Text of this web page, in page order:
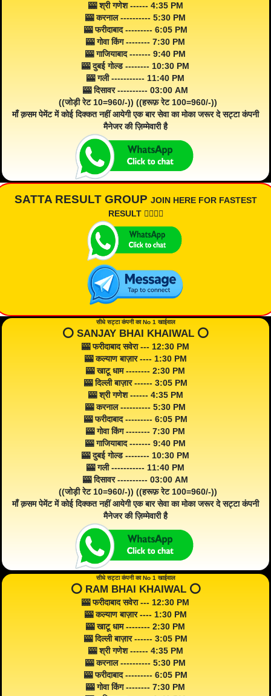
🎰 श्री गणेश ------ 4:35 PM
🎰 करनाल ---------- 5:30 PM
🎰 फरीदाबाद --------- 6:05 PM
🎰 गोवा किंग -------- 7:30 PM
🎰 गाजियाबाद ------- 9:40 PM
🎰 दुबई गोल्ड -------- 10:30 PM
🎰 गली ----------- 11:40 PM
🎰 दिसावर ---------- 03:00 AM
((जोड़ी रेट 10=960/-)) ((हरूफ़ रेट 100=960/-))
माँ क़सम पेमेंट में कोई दिक्कत नहीं आयेगी एक बार सेवा का मोका जरूर दे सट्टा कंपनी
मैनेजर की ज़िम्मेवारी है
SATTA RESULT GROUP JOIN HERE FOR FASTEST
RESULT 👇🏾👇🏾
सीधे सट्टा कंपनी का No 1 खाईवाल
⭕️ SANJAY BHAI KHAIWAL ⭕️
🎰 फरीदाबाद सवेरा --- 12:30 PM
🎰 कल्याण बाज़ार ---- 1:30 PM
🎰 खाटू धाम -------- 2:30 PM
🎰 दिल्ली बाज़ार ------ 3:05 PM
🎰 श्री गणेश ------ 4:35 PM
🎰 करनाल ---------- 5:30 PM
🎰 फरीदाबाद --------- 6:05 PM
🎰 गोवा किंग -------- 7:30 PM
🎰 गाजियाबाद ------- 9:40 PM
🎰 दुबई गोल्ड -------- 10:30 PM
🎰 गली ----------- 11:40 PM
🎰 दिसावर ---------- 03:00 AM
((जोड़ी रेट 10=960/-)) ((हरूफ़ रेट 100=960/-))
माँ क़सम पेमेंट में कोई दिक्कत नहीं आयेगी एक बार सेवा का मोका जरूर दे सट्टा कंपनी
मैनेजर की ज़िम्मेवारी है
सीधे सट्टा कंपनी का No 1 खाईवाल
⭕️ RAM BHAI KHAIWAL ⭕️
🎰 फरीदाबाद सवेरा --- 12:30 PM
🎰 कल्याण बाज़ार ---- 1:30 PM
🎰 खाटू धाम -------- 2:30 PM
🎰 दिल्ली बाज़ार ------ 3:05 PM
🎰 श्री गणेश ------ 4:35 PM
🎰 करनाल ---------- 5:30 PM
🎰 फरीदाबाद --------- 6:05 PM
🎰 गोवा किंग -------- 7:30 PM